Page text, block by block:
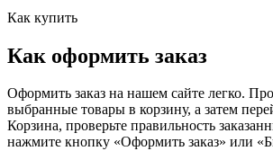
Как купить
Как оформить заказ
Оформить заказ на нашем сайте легко.
выбранные товары в корзину, а затем
Корзина, проверьте правильность
нажмите кнопку «Оформить заказ» или